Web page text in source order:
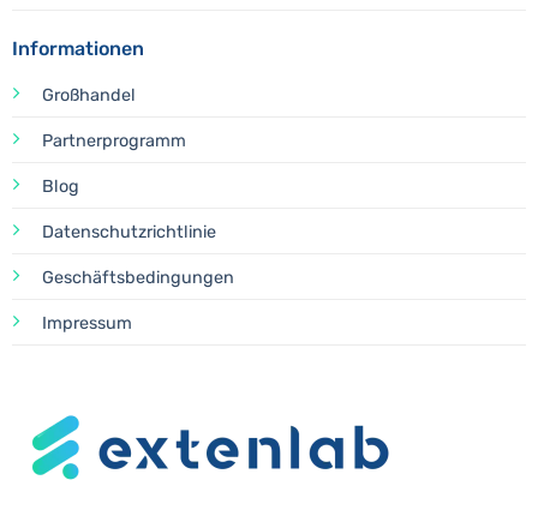
Informationen
Großhandel
Partnerprogramm
Blog
Datenschutzrichtlinie
Geschäftsbedingungen
Impressum